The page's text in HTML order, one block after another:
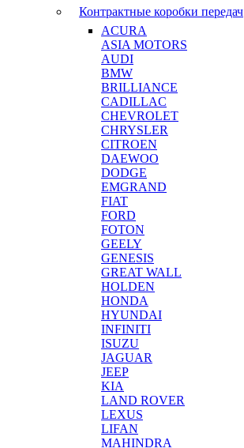
Контрактные коробки передач
ACURA
ASIA MOTORS
AUDI
BMW
BRILLIANCE
CADILLAC
CHEVROLET
CHRYSLER
CITROEN
DAEWOO
DODGE
EMGRAND
FIAT
FORD
FOTON
GEELY
GENESIS
GREAT WALL
HOLDEN
HONDA
HYUNDAI
INFINITI
ISUZU
JAGUAR
JEEP
KIA
LAND ROVER
LEXUS
LIFAN
MAHINDRA